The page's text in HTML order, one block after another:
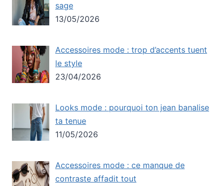
sage
13/05/2026
Accessoires mode : trop d’accents tuent
le style
23/04/2026
Looks mode : pourquoi ton jean banalise
ta tenue
11/05/2026
Accessoires mode : ce manque de
contraste affadit tout